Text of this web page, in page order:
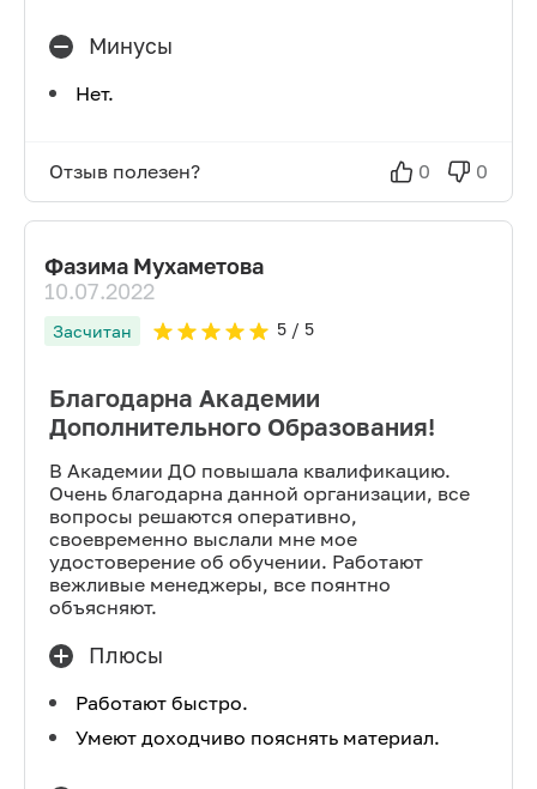
Минусы
Нет.
Отзыв полезен? 0 0
Фазима Мухаметова
10.07.2022
Засчитан 5/ 5
Благодарна Академии
Дополнительного Образования!
В Академии ДО повышала квалификацию.
Очень благодарна данной организации, все
вопросы решаются оперативно,
своевременно выслали мне мое
удостоверение об обучении. Работают
вежливые менеджеры, все поянтно
объясняют.
Плюсы
Работают быстро.
Умеют доходчиво пояснять материал.